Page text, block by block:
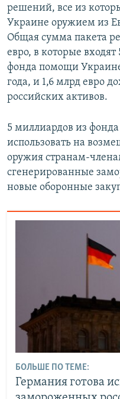
решений, все из
Украине оружием из
Общая сумма пакета
евро, в которые
фонда помощи
года, и 1,6 млрд евро
российских активов.
5 миллиардов из
использовать на
оружия странам-
сгенерированные
новые оборонные
БОЛЬШЕ ПО ТЕМЕ:
Германия готова